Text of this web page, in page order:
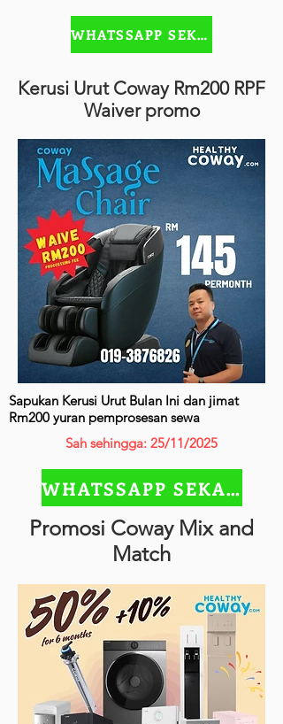
WHATSSAPP SEKARANG
Kerusi Urut Coway Rm200 RPF
Waiver promo
Sapukan Kerusi Urut Bulan Ini dan jimat
Rm200 yuran pemprosesan sewa
Sah sehingga: 25/11/2025
WHATSSAPP SEKARANG
Promosi Coway Mix and
Match